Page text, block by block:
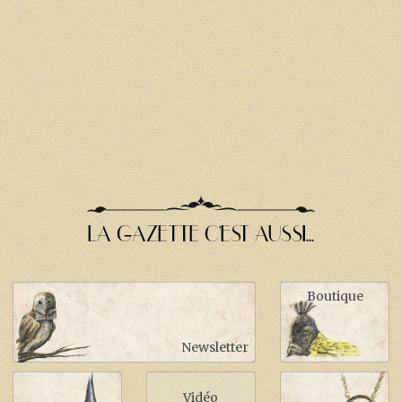
LA GAZETTE C'EST AUSSI...
Newsletter
Boutique
Vidéo